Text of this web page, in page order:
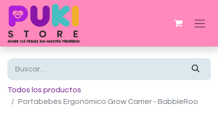
Todos los productos
Portabebés Ergonómico Grow Carrier - BabbleRoo